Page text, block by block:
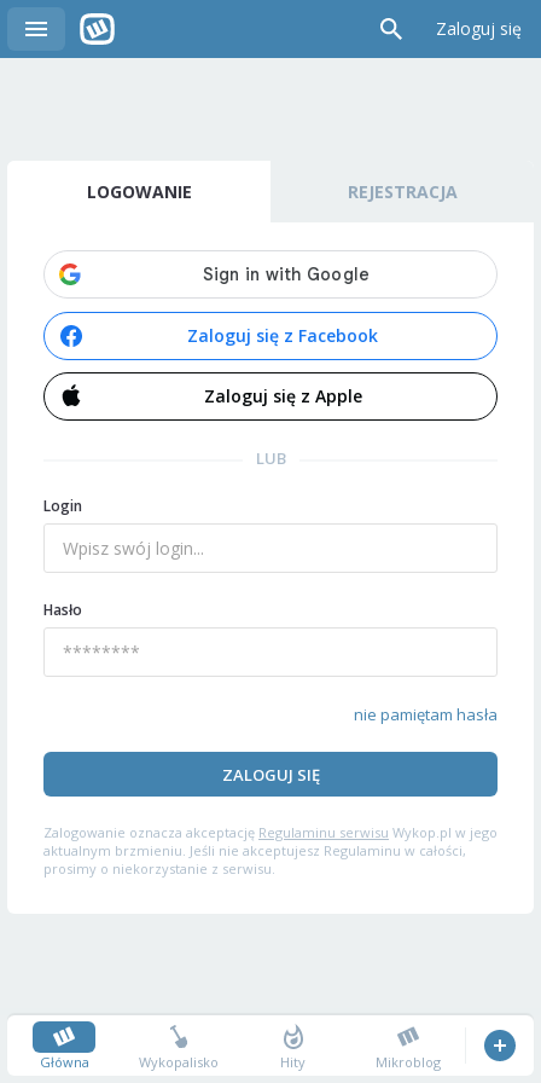
Zaloguj się
LOGOWANIE REJESTRACJA
Zaloguj się z Facebook
Zaloguj się z Apple
LUB
Login
Hasło
nie pamiętam hasła
ZALOGUJ SIĘ
Zalogowanie oznacza akceptację Regulaminu serwisu Wykop.pl w jego
aktualnym brzmieniu. Jeśli nie akceptujesz Regulaminu w całości,
prosimy o niekorzystanie z serwisu.
Główna Wykopalisko Hity Mikroblog